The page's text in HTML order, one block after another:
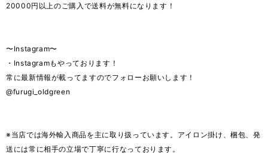
20000円以上のご購入で送料が無料になります！
〜Instagram〜
・Instagramもやっております！
常に最新情報が載ってますのでフォローお願いします！
@furugi_oldgreen
※当店では海外輸入商品を主に取り扱っています。アイロン掛け、梱包、発
送には常に相手の立場で丁寧に行なっております。